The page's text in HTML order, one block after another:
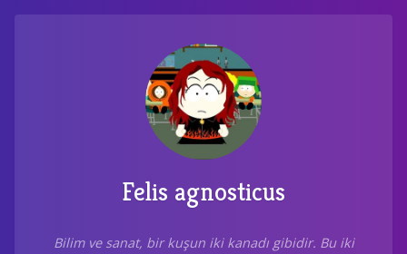
Felis agnosticus
Bilim ve sanat, bir kuşun iki kanadı gibidir. Bu iki